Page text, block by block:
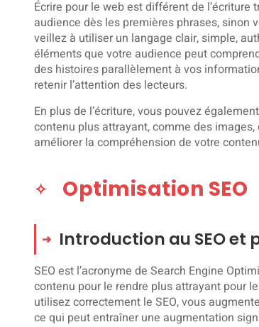
Écrire pour le web est différent de
audience dès les premières phrases, sinon
veillez à utiliser un langage clair, simple,
éléments que votre audience peut
des histoires parallèlement à vos
retenir l’attention des lecteurs.
En plus de l’écriture, vous pouvez
contenu plus attrayant, comme des
améliorer la compréhension de votre
Optimisation SEO
Introduction au SEO
SEO est l’acronyme de Search Engine
contenu pour le rendre plus attrayant pour
utilisez correctement le SEO, vous
ce qui peut entraîner une augmentation